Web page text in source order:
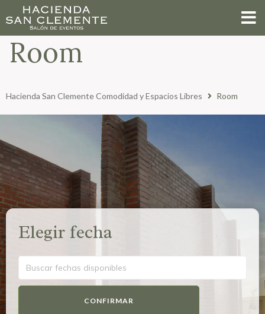
Room
Hacienda San Clemente Comodidad y Espacios Libres Room
Elegir fecha
CONFIRMAR